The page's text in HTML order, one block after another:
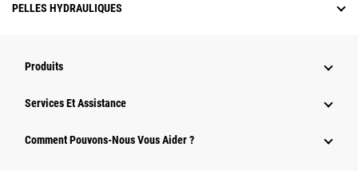
PELLES HYDRAULIQUES
Produits
Services Et Assistance
Comment Pouvons-Nous Vous Aider ?